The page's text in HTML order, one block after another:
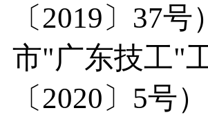
〔2019〕37
市"广东技工"
〔2020〕5号